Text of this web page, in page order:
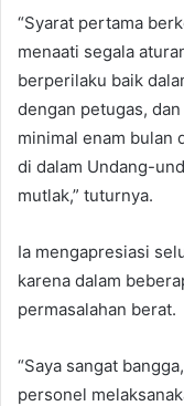
“Syarat pertama
menaati segala
berperilaku baik
dengan petugas,
minimal enam bulan
di dalam Undang-
mutlak,” tuturnya.
Ia mengapresiasi
karena dalam
permasalahan berat.
“Saya sangat
personel